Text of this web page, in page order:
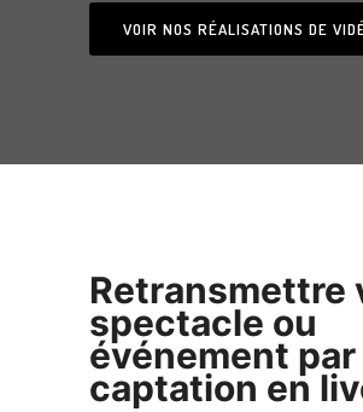
VOIR NOS RÉALISATIONS DE
Retransmettre
spectacle ou
événement
captation en